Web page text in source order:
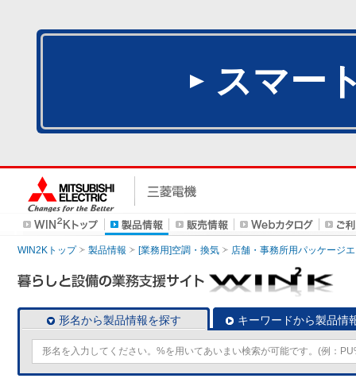
スマー
WIN2Kトップ 製品情報 [業務用]空調・換気 店舗・事務所用パッケージ
形名から製品情報を探す キーワードから製品情